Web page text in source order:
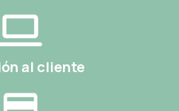
al cliente